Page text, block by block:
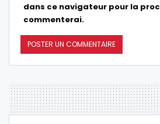
dans ce navigateur pour la
commenterai.